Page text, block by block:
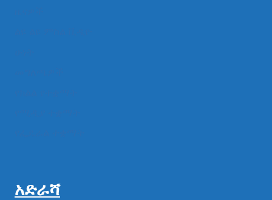
አድራሻ